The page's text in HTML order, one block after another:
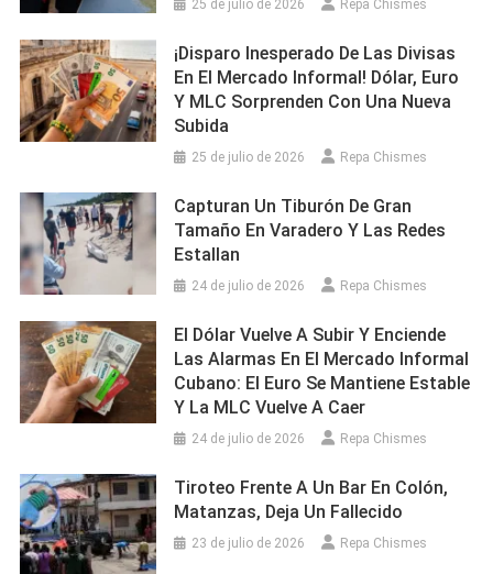
25 de julio de 2026 Repa Chismes
¡Disparo Inesperado De Las Divisas
En El Mercado Informal! Dólar, Euro
Y MLC Sorprenden Con Una Nueva
Subida
25 de julio de 2026 Repa Chismes
Capturan Un Tiburón De Gran
Tamaño En Varadero Y Las Redes
Estallan
24 de julio de 2026 Repa Chismes
El Dólar Vuelve A Subir Y Enciende
Las Alarmas En El Mercado Informal
Cubano: El Euro Se Mantiene Estable
Y La MLC Vuelve A Caer
24 de julio de 2026 Repa Chismes
Tiroteo Frente A Un Bar En Colón,
Matanzas, Deja Un Fallecido
23 de julio de 2026 Repa Chismes